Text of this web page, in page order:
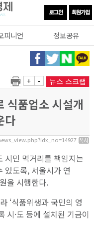
피니언 정보공유
+ - 뉴스 스크랩
식품업소 시설개
다
시민 먹거리를 책임지는
있도록, 서울시가 연
을 시행한다.
‘식품위생과 국민의 영
시·도 등에 설치된 기금이